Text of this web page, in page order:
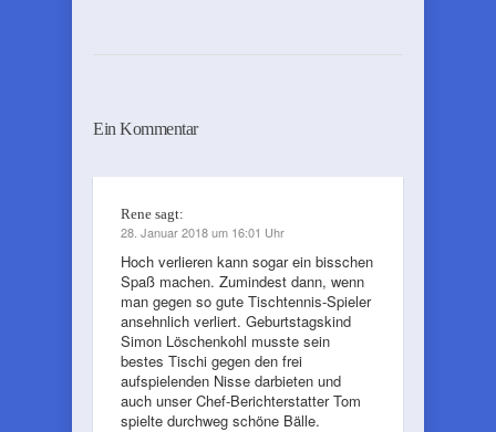
Ein Kommentar
Rene sagt:
28. Januar 2018 um 16:01 Uhr
Hoch verlieren kann sogar ein bisschen
Spaß machen. Zumindest dann, wenn
man gegen so gute Tischtennis-Spieler
ansehnlich verliert. Geburtstagskind
Simon Löschenkohl musste sein
bestes Tischi gegen den frei
aufspielenden Nisse darbieten und
auch unser Chef-Berichterstatter Tom
spielte durchweg schöne Bälle.